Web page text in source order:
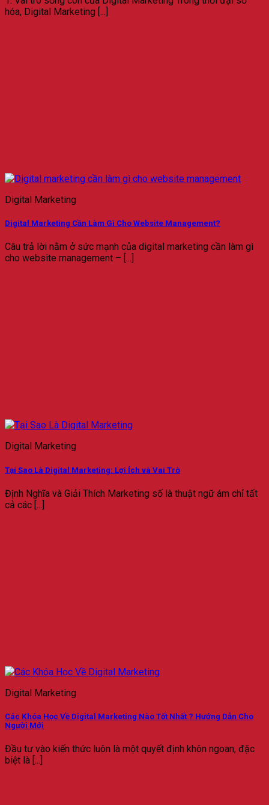
hóa, Digital Marketing [...]
Digital Marketing
Digital Marketing Cần Làm Gì Cho Website Management?
Câu trả lời nằm ở sức mạnh của digital marketing cần làm gì
cho website management – [...]
Digital Marketing
Tại Sao Là Digital Marketing: Lợi Ích và Vai Trò
Định Nghĩa và Giải Thích Marketing số là thuật ngữ ám chỉ tất
cả các [...]
Digital Marketing
Các Khóa Học Về Digital Marketing Nào Tốt Nhất ? Hướng Dẫn Cho
Người Mới
Đầu tư vào kiến thức luôn là một quyết định khôn ngoan, đặc
biệt là [...]